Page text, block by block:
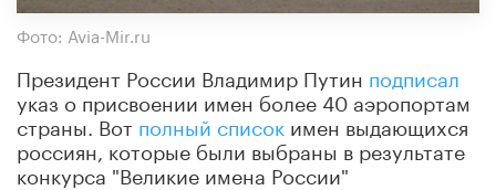
Фото: Avia-Mir.ru
Президент России Владимир Путин подписал
указ о присвоении имен более 40 аэропортам
страны. Вот полный список имен выдающихся
россиян, которые были выбраны в результате
конкурса "Великие имена России"